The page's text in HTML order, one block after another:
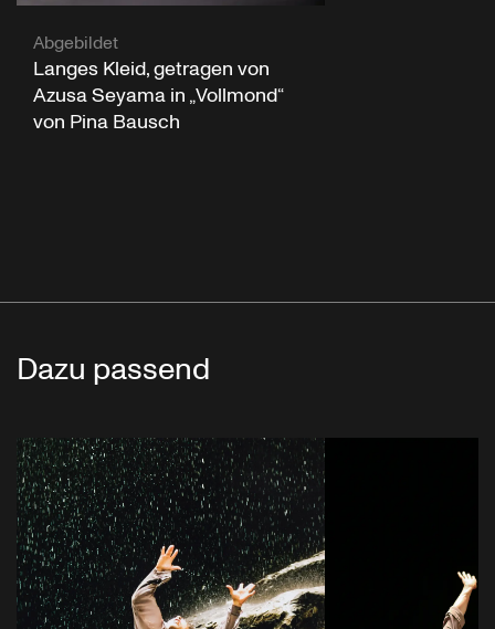
Abgebildet
Langes Kleid, getragen von
Azusa Seyama in „Vollmond“
von Pina Bausch
Dazu passend